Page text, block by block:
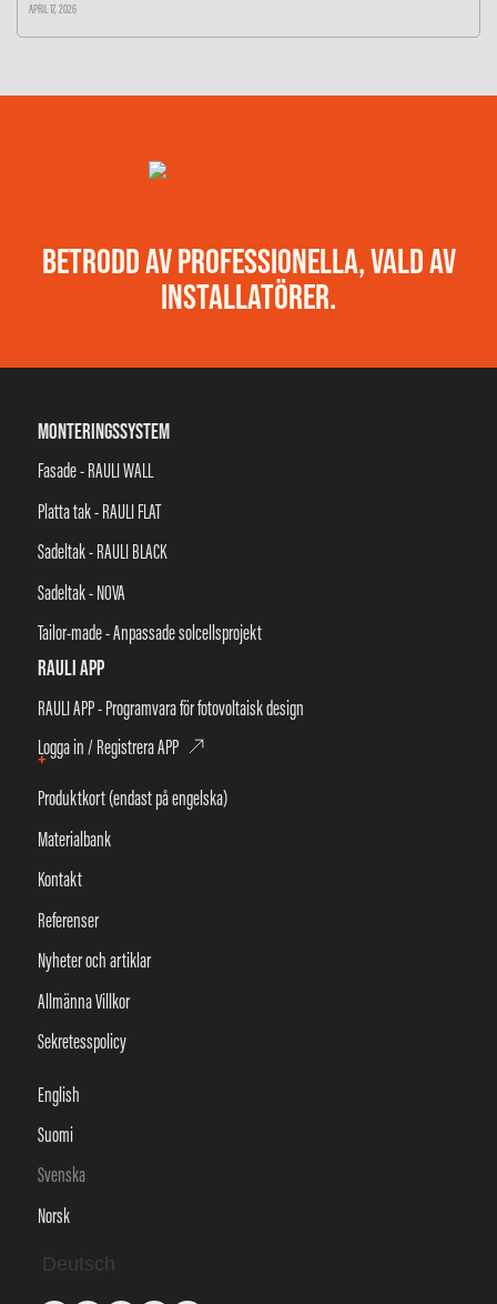
APRIL 17, 2026
BETRODD AV PROFESSIONELLA, VALD AV
INSTALLATÖRER.
MONTERINGSSYSTEM
Fasade - RAULI WALL
Platta tak - RAULI FLAT
Sadeltak - RAULI BLACK
Sadeltak - NOVA
Tailor-made - Anpassade solcellsprojekt
RAULI APP
RAULI APP - Programvara för fotovoltaisk design
Logga in / Registrera APP
+
Produktkort (endast på engelska)
Materialbank
Kontakt
Referenser
Nyheter och artiklar
Allmänna Villkor
Sekretesspolicy
English
Suomi
Svenska
Norsk
Deutsch